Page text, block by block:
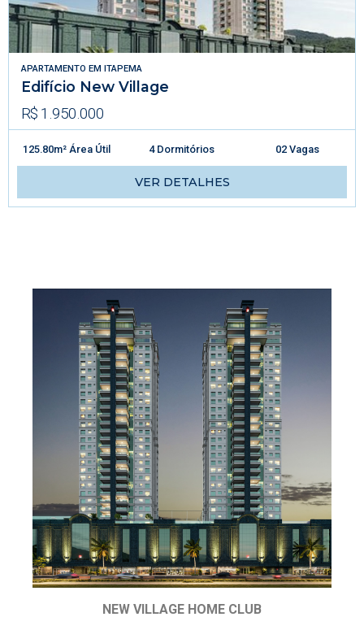
APARTAMENTO EM ITAPEMA
Edifício New Village
R$ 1.950.000
125.80m² Área Útil 4 Dormitórios 02 Vagas
VER DETALHES
NEW VILLAGE HOME CLUB